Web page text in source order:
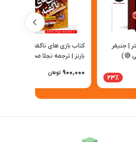
| جنیفر
🔴)
23٪
کتاب بازی های ناگفته | جنیفر
بارنز | ترجمه نجلا محقق
900,000 تومان